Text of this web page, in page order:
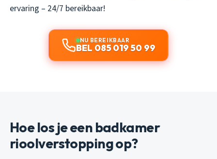
ervaring – 24/7 bereikbaar!
NU BEREIKBAAR
BEL 085 019 50 99
Hoe los je een badkamer
rioolverstopping op?